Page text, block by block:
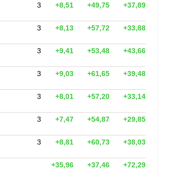
3 +8,51 +49,75 +37,89
3 +8,13 +57,72 +33,88
3 +9,41 +53,48 +43,66
3 +9,03 +61,65 +39,48
3 +8,01 +57,20 +33,14
3 +7,47 +54,87 +29,85
3 +8,81 +60,73 +38,03
+35,96 +37,46 +72,29